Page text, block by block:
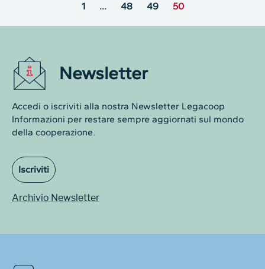
1 … 48 49 50
Newsletter
Accedi o iscriviti alla nostra Newsletter Legacoop
Informazioni per restare sempre aggiornati sul mondo
della cooperazione.
Iscriviti
Archivio Newsletter